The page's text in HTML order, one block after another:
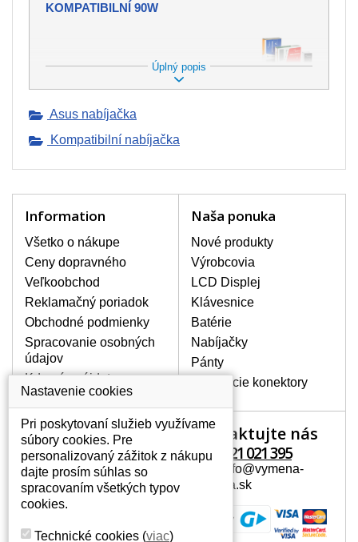
KOMPATIBILNÍ 90W
PONÚKAME NABÍJAČKY DO
NOTEBOOKOV.
pre dobíjanie batérie vo Vašom
poškodeniu pôvodného adaptéru.
Nie je však chybou kúpiť si aj druhý
adaptér, ktorý sa Vám môže hodiť
napr. na cesty alebo pre prácu na
pracovisku. V našom sortimente
nájdete sieťové adaptéry od všetkých
možných výrobcov notebookov.
SIEŤOVÉ ADAPTÉRY S
CERTIFIKÁTOM KVALITY.
Všetky ponúkané nabíjačky s
certifikátom kvality CE, ROHS.
Adaptéry sú vybavené feritovým
filtrom a kvalitným zabezpečením
proti prehriatiu, prepätiu a
preťaženiu.
AKO VYBRAŤ TEN SPRÁVNY?
Na našich webových stránkach nesmie
chýbať okienko vyhľadávania, vďaka
Úplný popis
Asus nabíjačka
Kompatibilní nabíjačka
Information
Všetko o nákupe
Ceny dopravného
Veľkoobchod
Reklamačný poriadok
Obchodné podmienky
Spracovanie osobných
údajov
Kde nás nájdete
Naša ponuka
Nové produkty
Výrobcovia
LCD Displej
Klávesnice
Batérie
Nabíjačky
Pánty
Napájacie konektory
Váš účet
Váš účet
Osobné informácie
Adresy
Kontaktujte nás
+421 221 021 395
Mail: info@vymena-
displeja.sk
Nastavenie cookies
Pri poskytovaní služieb využívame
súbory cookies. Pre
personalizovaný zážitok z nákupu
dajte prosím súhlas so
spracovaním všetkých typov
cookies.
Technické cookies (viac)